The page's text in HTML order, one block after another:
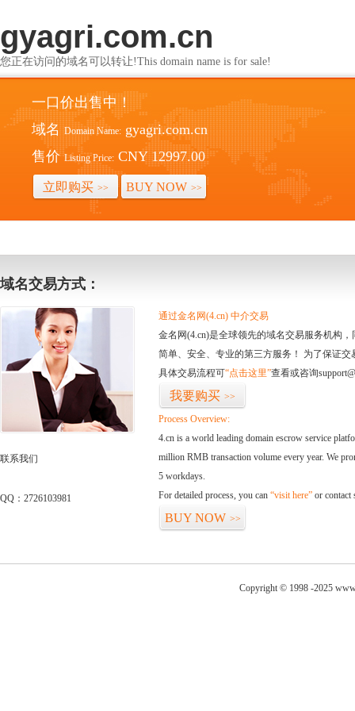
gyagri.com.cn
您正在访问的域名可以转让!This domain name is for sale!
一口价出售中！
域名 Domain Name: gyagri.com.cn
售价 Listing Price: CNY 12997.00
立即购买 >> BUY NOW >>
域名交易方式：
联系我们
QQ：2726103981
通过金名网(4.cn) 中介交易
金名网(4.cn)是全球领先的域名交易服务机构
简单、安全、专业的第三方服务！ 为了保证
具体交易流程可“点击这里”查看或咨询
我要购买 >>
Process Overview:
4.cn is a world leading domain escrow service
million RMB transaction volume every year. We
5 workdays.
For detailed process, you can “visit here” or contact
BUY NOW >>
Copyright © 1998 -2025